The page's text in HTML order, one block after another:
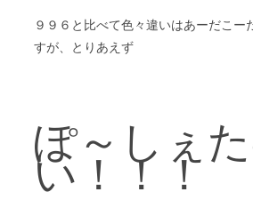
９９６と比べて色々違いはあーだこー
すが、とりあえず
ぽ～しぇ
い！！！